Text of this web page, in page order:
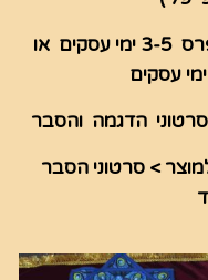
קניה בחנות , שרות משלוחי אקספרס 3-5 ימי עסקים או
הדגמה והסבר
> סרטוני הסבר